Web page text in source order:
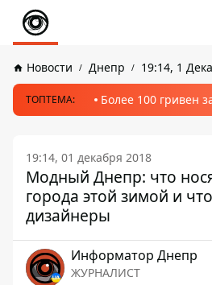
Новости Днепр 19:14, 1
ТОПТЕМА: Более 100 гривен
19:14, 01 декабря 2018
Модный Днепр: что
города этой зимой и
дизайнеры
Информатор Днепр
ЖУРНАЛИСТ